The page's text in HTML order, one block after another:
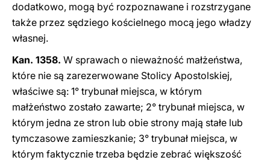
dodatkowo, mogą być rozpoznawane i rozstrzygane
także przez sędziego kościelnego mocą jego władzy
własnej.
Kan. 1358. W sprawach o nieważność małżeństwa,
które nie są zarezerwowane Stolicy Apostolskiej,
właściwe są: 1° trybunał miejsca, w którym
małżeństwo zostało zawarte; 2° trybunał miejsca, w
którym jedna ze stron lub obie strony mają stałe lub
tymczasowe zamieszkanie; 3° trybunał miejsca, w
którym faktycznie trzeba będzie zebrać większość